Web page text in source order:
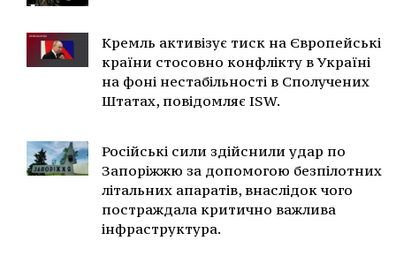
Кремль активізує тиск на Європейські
країни стосовно конфлікту в Україні
на фоні нестабільності в Сполучених
Штатах, повідомляє ISW.
Російські сили здійснили удар по
Запоріжжю за допомогою безпілотних
літальних апаратів, внаслідок чого
постраждала критично важлива
інфраструктура.